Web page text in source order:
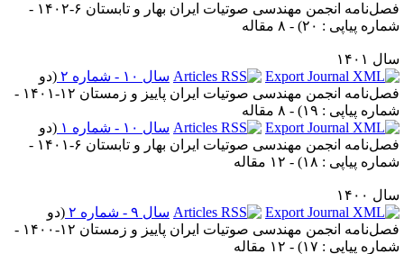
فصل‌نامه انجمن مهندسی صوتیات ايران بهار و تابستان ۶-۱۴۰۲ -
پیاپی : ۲۰
) - ۸ مقاله
۱۴۰۱
سال ۱۰ - شماره ۲
(دو
فصل‌نامه انجمن مهندسی صوتیات ايران پاییز و زمستان ۱۲-۱۴۰۱ -
پیاپی : ۱۹
) - ۸ مقاله
سال ۱۰ - شماره ۱
( دو
فصل‌نامه انجمن مهندسی صوتیات ايران بهار و تابستان ۶-۱۴۰۱ -
پیاپی : ۱۸
) - ۱۲ مقاله
۱۴۰۰
سال ۹ - شماره ۲
(دو
فصل‌نامه انجمن مهندسی صوتیات ايران پاییز و زمستان ۱۲-۱۴۰۰ -
پیاپی : ۱۷
) - ۱۲ مقاله